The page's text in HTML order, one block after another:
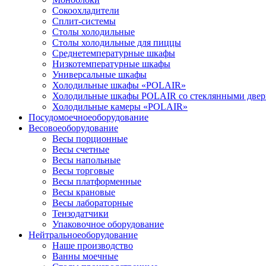
Сокоохладители
Сплит-системы
Столы холодильные
Столы холодильные для пиццы
Среднетемпературные шкафы
Низкотемпературные шкафы
Универсальные шкафы
Холодильные шкафы «POLAIR»
Холодильные шкафы POLAIR со стеклянными
Холодильные камеры «POLAIR»
Посудомоечноеоборудование
Весовоеоборудование
Весы порционные
Весы счетные
Весы напольные
Весы торговые
Весы платформенные
Весы крановые
Весы лабораторные
Тензодатчики
Упаковочное оборудование
Нейтральноеоборудование
Наше производство
Ванны моечные